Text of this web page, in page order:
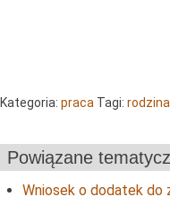
Kategoria: praca Tagi: rodzina
Powiązane
Wniosek o dodatek do